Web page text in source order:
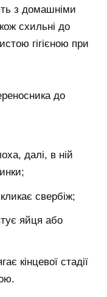
з домашніми
схильні до
гігієною при
до
далі, в ній
свербіж;
яйця або
кінцевої стадії